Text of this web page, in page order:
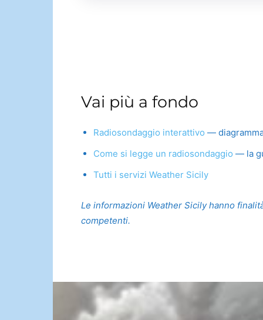
Vai più a fondo
Radiosondaggio interattivo —
Come si legge un radiosondaggio — la
Tutti i servizi Weather Sicily
Le informazioni Weather Sicily hanno
competenti.